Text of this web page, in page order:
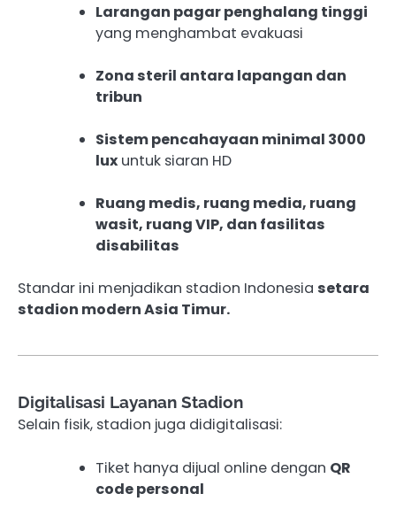
Larangan pagar penghalang tinggi
yang menghambat evakuasi
Zona steril antara lapangan dan
tribun
Sistem pencahayaan minimal 3000
lux untuk siaran HD
Ruang medis, ruang media, ruang
wasit, ruang VIP, dan fasilitas
disabilitas
Standar ini menjadikan stadion Indonesia setara
stadion modern Asia Timur.
Digitalisasi Layanan Stadion
Selain fisik, stadion juga didigitalisasi:
Tiket hanya dijual online dengan QR
code personal